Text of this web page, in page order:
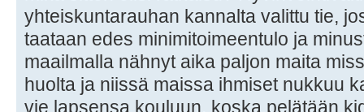
yhteiskuntarauhan kannalta valittu tie,
taataan edes minimitoimeentulo ja
maailmalla nähnyt aika paljon maita
huolta ja niissä maissa ihmiset nukkuu
vie lapsensa kouluun, koska pelätään